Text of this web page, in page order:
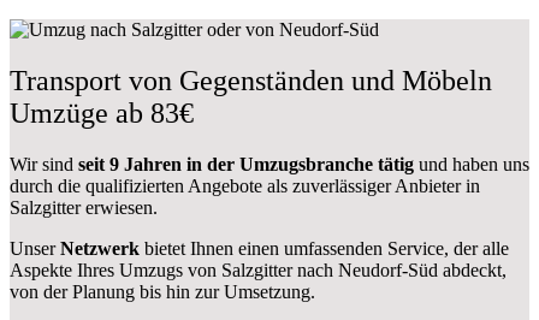
Transport von Gegenständen und Möbeln
Umzüge ab 83€
Wir sind seit 9 Jahren in der Umzugsbranche tätig und haben uns
durch die qualifizierten Angebote als zuverlässiger Anbieter in
Salzgitter erwiesen.
UnserNetzwerk bietet Ihnen einen umfassenden Service, der alle
Aspekte Ihres Umzugs von Salzgitter nach Neudorf-Süd abdeckt,
von der Planung bis hin zur Umsetzung.